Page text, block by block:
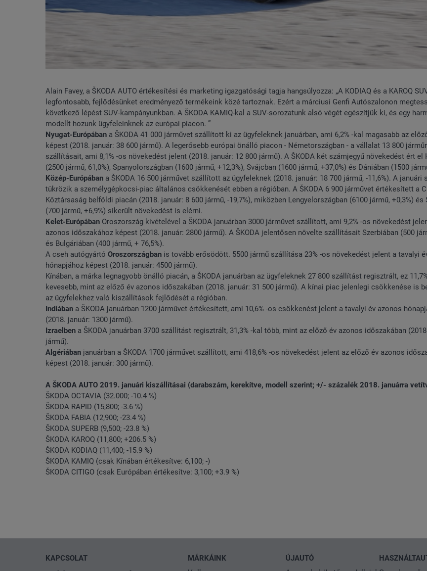
Alain Favey, a ŠKODA AUTO értékesítési és marketing igazgatósági tagja hangsúlyozza: „A KODIAQ és a KAROQ
legfontosabb, fejlődésünket eredményező termékeink közé tartoznak. Ezért a márciusi Genfi Autószalonon
következő lépést SUV-kampányunkban. A ŠKODA KAMIQ-kal a SUV-sorozatunk alsó végét egészítjük ki, és egy
modellt hozunk ügyfeleinknek az európai piacon. ”
Nyugat-Európában a ŠKODA 41 000 járművet szállított ki az ügyfeleknek januárban, ami 6,2% -kal magasabb az
képest (2018. január: 38 600 jármű). A legerősebb európai önálló piacon - Németországban - a vállalat 13 800
szállításait, ami 8,1% -os növekedést jelent (2018. január: 12 800 jármű). A ŠKODA két számjegyű növekedést ért el
(2500 jármű, 61,0%), Spanyolországban (1600 jármű, +12,3%), Svájcban (1600 jármű, +37,0%) és Dániában (1500
Közép-Európában a ŠKODA 16 500 járművet szállított az ügyfeleknek (2018. január: 18 700 jármű, -11,6%). A januári
tükrözik a személygépkocsi-piac általános csökkenését ebben a régióban. A ŠKODA 6 900 járművet értékesített a
Köztársaság belföldi piacán (2018. január: 8 600 jármű, -19,7%), miközben Lengyelországban (6100 jármű, +0,3%) és
(700 jármű, +6,9%) sikerült növekedést is elérni.
Kelet-Európában Oroszország kivételével a ŠKODA januárban 3000 járművet szállított, ami 9,2% -os növekedést
azonos időszakához képest (2018. január: 2800 jármű). A ŠKODA jelentősen növelte szállításait Szerbiában (500
és Bulgáriában (400 jármű, + 76,5%).
A cseh autógyártó Oroszországban is tovább erősödött. 5500 jármű szállítása 23% -os növekedést jelent a tavalyi
hónapjához képest (2018. január: 4500 jármű).
Kínában, a márka legnagyobb önálló piacán, a ŠKODA januárban az ügyfeleknek 27 800 szállítást regisztrált, ez
kevesebb, mint az előző év azonos időszakában (2018. január: 31 500 jármű). A kínai piac jelenlegi csökkenése is
az ügyfelekhez való kiszállítások fejlődését a régióban.
Indiában a ŠKODA januárban 1200 járművet értékesített, ami 10,6% -os csökkenést jelent a tavalyi év azonos
(2018. január: 1300 jármű).
Izraelben a ŠKODA januárban 3700 szállítást regisztrált, 31,3% -kal több, mint az előző év azonos időszakában
jármű).
Algériában januárban a ŠKODA 1700 járművet szállított, ami 418,6% -os növekedést jelent az előző év azonos
képest (2018. január: 300 jármű).
A ŠKODA AUTO 2019. januári kiszállításai (darabszám, kerekítve, modell szerint; +/- százalék 2018. januárra
ŠKODA OCTAVIA (32.000; -10.4 %)
ŠKODA RAPID (15,800; -3.6 %)
ŠKODA FABIA (12,900; -23.4 %)
ŠKODA SUPERB (9,500; -23.8 %)
ŠKODA KAROQ (11,800; +206.5 %)
ŠKODA KODIAQ (11,400; -15.9 %)
ŠKODA KAMIQ (csak Kínában értékesítve: 6,100; -)
ŠKODA CITIGO (csak Európában értékesítve: 3,100; +3.9 %)
KAPCSOLAT
MÁRKÁINK
ÚJAUTÓ